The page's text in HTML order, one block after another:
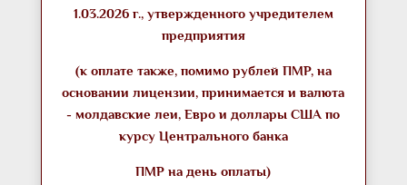
1.03.2026 г., утвержденного учредителем
предприятия
(к оплате также, помимо рублей ПМР, на
основании лицензии, принимается и валюта
- молдавские леи, Евро и доллары США по
курсу Центрального банка
ПМР на день оплаты)